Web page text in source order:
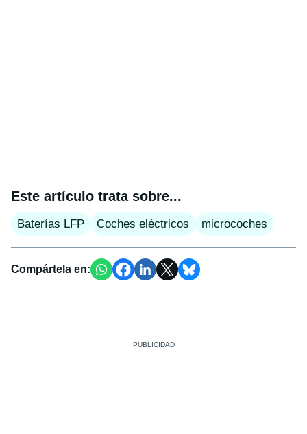
Este artículo trata sobre...
Baterías LFP Coches eléctricos microcoches
Compártela en: